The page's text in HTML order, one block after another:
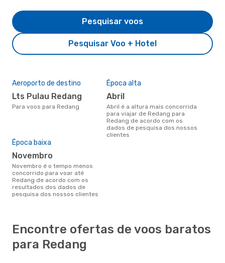
Pesquisar Voo + Hotel
Pesquisar voos
Aeroporto de destino
Lts Pulau Redang
Para voos para Redang
Época alta
abril
abril é a altura mais concorrida
para viajar de Redang para
Redang de acordo com os
dados de pesquisa dos nossos
clientes
Época baixa
novembro
novembro é o tempo menos
concorrido para voar até
Redang de acordo com os
resultados dos dados de
pesquisa dos nossos clientes
Encontre ofertas de voos baratos
para Redang